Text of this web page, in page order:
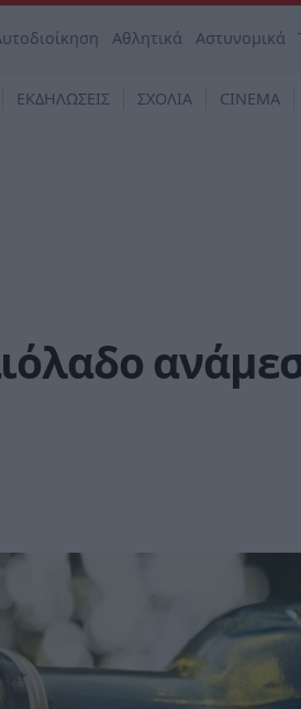
Αθλητικά Αστυνομικά
ΕΚΔΗΛΩΣΕΙΣ ΣΧΟΛΙΑ CINEMA